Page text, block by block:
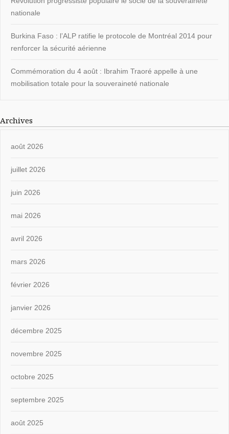
nationale
Burkina Faso : l’ALP ratifie le protocole de Montréal 2014 pour
renforcer la sécurité aérienne
Commémoration du 4 août : Ibrahim Traoré appelle à une
mobilisation totale pour la souveraineté nationale
Archives
août 2026
juillet 2026
juin 2026
mai 2026
avril 2026
mars 2026
février 2026
janvier 2026
décembre 2025
novembre 2025
octobre 2025
septembre 2025
août 2025